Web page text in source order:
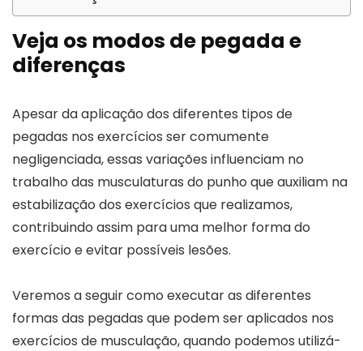
Veja os modos de pegada e
diferenças
Apesar da aplicação dos diferentes tipos de
pegadas nos exercícios ser comumente
negligenciada, essas variações influenciam no
trabalho das musculaturas do punho que auxiliam na
estabilização dos exercícios que realizamos,
contribuindo assim para uma melhor forma do
exercício e evitar possíveis lesões.
Veremos a seguir como executar as diferentes
formas das pegadas que podem ser aplicados nos
exercícios de musculação, quando podemos utilizá-